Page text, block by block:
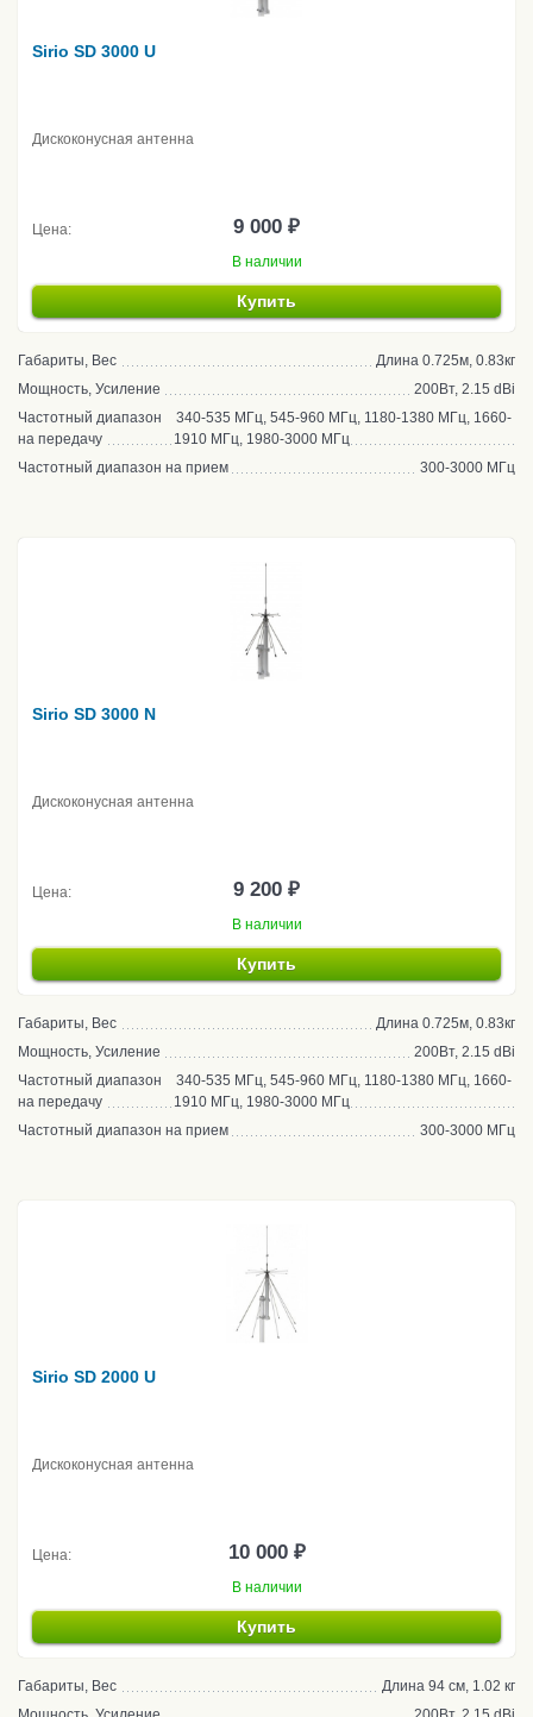
Sirio SD 3000 U
Дискоконусная антенна
Цена: 9 000 ₽
В наличии
Купить
Габариты, Вес
Длина 0.725м, 0.83кг
Мощность, Усиление
200Вт, 2.15 dBi
Частотный диапазон
на передачу
340-535 МГц, 545-960 МГц, 1180-1380 МГц, 1660-
1910 МГц, 1980-3000 МГц
Частотный диапазон на прием
300-3000 МГц
Sirio SD 3000 N
Дискоконусная антенна
Цена: 9 200 ₽
В наличии
Купить
Габариты, Вес
Длина 0.725м, 0.83кг
Мощность, Усиление
200Вт, 2.15 dBi
Частотный диапазон
на передачу
340-535 МГц, 545-960 МГц, 1180-1380 МГц, 1660-
1910 МГц, 1980-3000 МГц
Частотный диапазон на прием
300-3000 МГц
Sirio SD 2000 U
Дискоконусная антенна
Цена: 10 000 ₽
В наличии
Купить
Габариты, Вес
Длина 94 см, 1.02 кг